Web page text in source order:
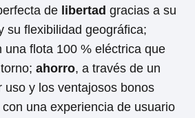
de libertad gracias a su
su flexibilidad geográfica;
una flota 100 % eléctrica que
ahorro, a través de un
uso y los ventajosos bonos
con una experiencia de usuario